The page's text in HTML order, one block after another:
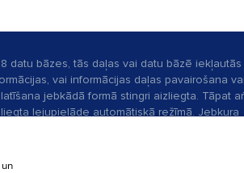
datu bāzes, tās daļas vai datu bāzē iekļautās
vai informācijas daļas pavairošana vai
jebkādā formā stingri aizliegta. Tāpat
lejupielāde automātiskā režīmā. Jebkura